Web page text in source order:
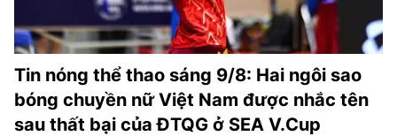
Tin nóng thể thao sáng 9/8: Hai ngôi sao
bóng chuyền nữ Việt Nam được nhắc tên
sau thất bại của ĐTQG ở SEA V.Cup